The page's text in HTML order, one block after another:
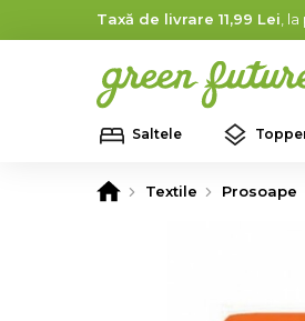
Taxă de livrare 11,99 Lei ,
Saltele
Textile Prosoape